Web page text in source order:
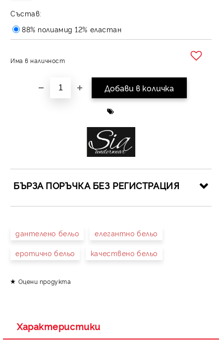
Състав:
88% полиамид 12% еластан
Има в наличност
БЪРЗА ПОРЪЧКА БЕЗ РЕГИСТРАЦИЯ
дантелено бельо елегантно бельо
еротично бельо качествено бельо
Оцени продукта
Характеристики